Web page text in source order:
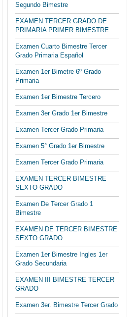
Segundo Bimestre
EXAMEN TERCER GRADO DE
PRIMARIA PRIMER BIMESTRE
Examen Cuarto Bimestre Tercer
Grado Primaria Español
Examen 1er Bimetre 6º Grado
Primaria
Examen 1er Bimestre Tercero
Examen 3er Grado 1er Bimestre
Examen Tercer Grado Primaria
Examen 5° Grado 1er Bimestre
Examen Tercer Grado Primaria
EXAMEN TERCER BIMESTRE
SEXTO GRADO
Examen De Tercer Grado 1
Bimestre
EXAMEN DE TERCER BIMESTRE
SEXTO GRADO
Examen 1er Bimestre Ingles 1er
Grado Secundaria
EXAMEN III BIMESTRE TERCER
GRADO
Examen 3er. Bimestre Tercer Grado